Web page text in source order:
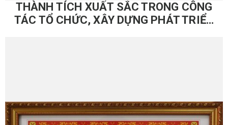
THÀNH TÍCH XUẤT SẮC TRONG CÔNG
TÁC TỔ CHỨC, XÂY DỰNG PHÁT TRIỂN